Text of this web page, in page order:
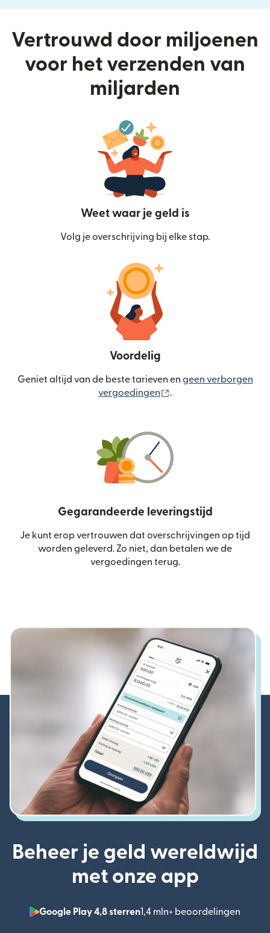
Vertrouwd door miljoenen
voor het verzenden van
miljarden
Weet waar je geld is
Volg je overschrijving bij elke stap.
Voordelig
Geniet altijd van de beste tarieven en geen verborgen
vergoedingen
.
Gegarandeerde leveringstijd
Je kunt erop vertrouwen dat overschrijvingen op tijd
worden geleverd. Zo niet, dan betalen we de
vergoedingen terug.
Beheer je geld wereldwijd
met onze app
Google Play 4,8 sterren1,4 mln+ beoordelingen